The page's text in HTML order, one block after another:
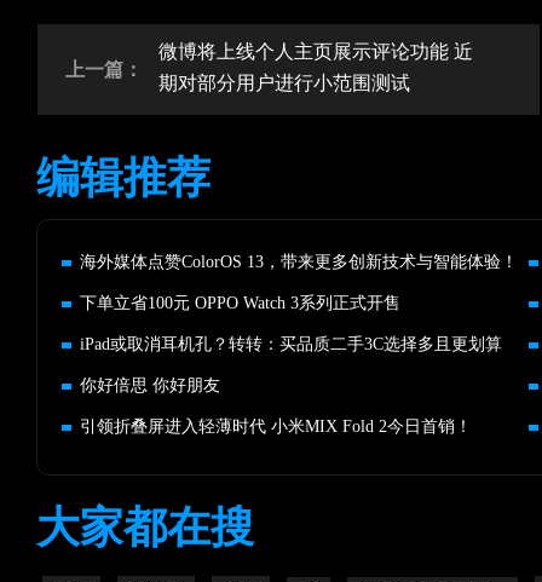
上一篇：
微博将上线个人主页展示评论功能 近
期对部分用户进行小范围测试
编辑推荐
海外媒体点赞ColorOS 13，带来更多创新技术与智能体验！
下单立省100元 OPPO Watch 3系列正式开售
iPad或取消耳机孔？转转：买品质二手3C选择多且更划算
你好倍思 你好朋友
引领折叠屏进入轻薄时代 小米MIX Fold 2今日首销！
大家都在搜